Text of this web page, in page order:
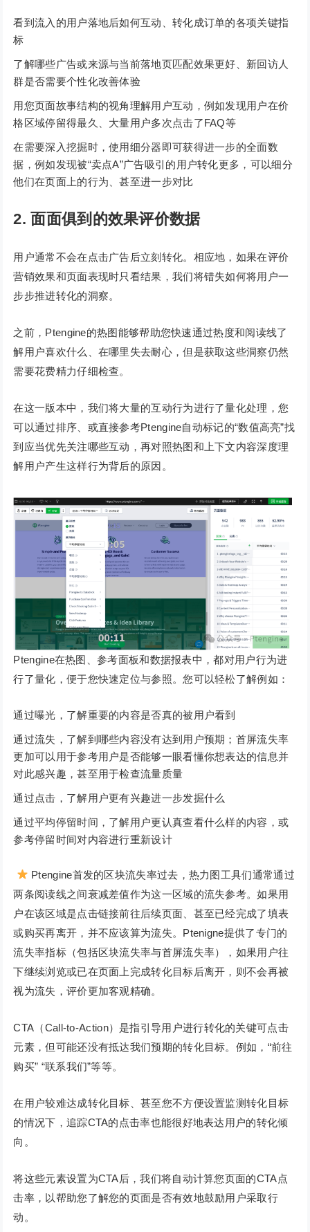
看到流入的用户落地后如何互动、转化成订单的各项关键指
标
了解哪些广告或来源与当前落地页匹配效果更好、新回访人
群是否需要个性化改善体验
用您页面故事结构的视角理解用户互动，例如发现用户在价
格区域停留得最久、大量用户多次点击了FAQ等
在需要深入挖掘时，使用细分器即可获得进一步的全面数
据，例如发现被“卖点A”广告吸引的用户转化更多，可以细分
他们在页面上的行为、甚至进一步对比
2. 面面俱到的效果评价数据
用户通常不会在点击广告后立刻转化。相应地，如果在评价
营销效果和页面表现时只看结果，我们将错失如何将用户一
步步推进转化的洞察。
之前，Ptengine的热图能够帮助您快速通过热度和阅读线了
解用户喜欢什么、在哪里失去耐心，但是获取这些洞察仍然
需要花费精力仔细检查。
在这一版本中，我们将大量的互动行为进行了量化处理，您
可以通过排序、或直接参考Ptengine自动标记的“数值高亮”找
到应当优先关注哪些互动，再对照热图和上下文内容深度理
解用户产生这样行为背后的原因。
Ptengine在热图、参考面板和数据报表中，都对用户行为进
行了量化，便于您快速定位与参照。您可以轻松了解例如：
通过曝光，了解重要的内容是否真的被用户看到
通过流失，了解到哪些内容没有达到用户预期；首屏流失率
更加可以用于参考用户是否能够一眼看懂你想表达的信息并
对此感兴趣，甚至用于检查流量质量
通过点击，了解用户更有兴趣进一步发掘什么
通过平均停留时间，了解用户更认真查看什么样的内容，或
参考停留时间对内容进行重新设计
Ptengine首发的区块流失率过去，热力图工具们通常通过
两条阅读线之间衰减差值作为这一区域的流失参考。如果用
户在该区域是点击链接前往后续页面、甚至已经完成了填表
或购买再离开，并不应该算为流失。Ptenigne提供了专门的
流失率指标（包括区块流失率与首屏流失率），如果用户往
下继续浏览或已在页面上完成转化目标后离开，则不会再被
视为流失，评价更加客观精确。
CTA（Call-to-Action）是指引导用户进行转化的关键可点击
元素，但可能还没有抵达我们预期的转化目标。例如，“前往
购买” “联系我们”等等。
在用户较难达成转化目标、甚至您不方便设置监测转化目标
的情况下，追踪CTA的点击率也能很好地表达用户的转化倾
向。
将这些元素设置为CTA后，我们将自动计算您页面的CTA点
击率，以帮助您了解您的页面是否有效地鼓励用户采取行
动。